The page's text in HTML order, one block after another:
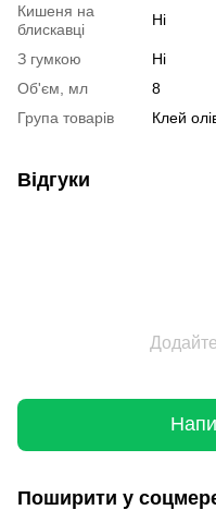
Кишеня на
блискавці
Ні
З гумкою
Ні
Об'єм, мл
8
Група товарів
Клей
Відгуки
Поширити у